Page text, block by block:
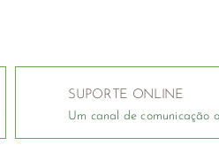
SUPORTE ONLINE
Um canal de comunicação